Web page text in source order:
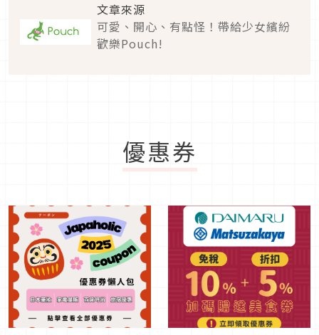
文章來源
可愛、開心、有點怪！帶給少女繽紛
歡樂Pouch!
優惠券